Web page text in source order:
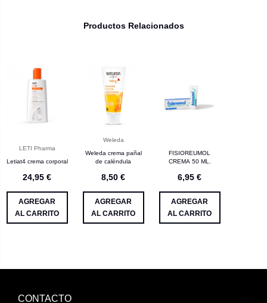
Productos Relacionados
LETI Pharma
Letiat4 crema corporal
24,95 €
AGREGAR
AL CARRITO
Weleda
Weleda crema pañal
de caléndula
8,50 €
AGREGAR
AL CARRITO
FISIOREUMOL
CREMA 50 ML.
6,95 €
AGREGAR
AL CARRITO
CONTACTO